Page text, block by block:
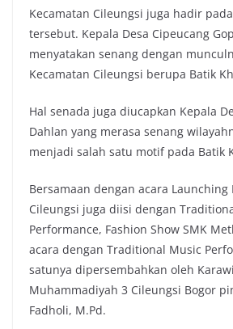
Kecamatan Cileungsi juga hadir
tersebut. Kepala Desa Cipeucang
menyatakan senang dengan
Kecamatan Cileungsi berupa Batik
Hal senada juga diucapkan Kepala
Dahlan yang merasa senang
menjadi salah satu motif pada Batik
Bersamaan dengan acara Launching
Cileungsi juga diisi dengan
Performance, Fashion Show SMK
acara dengan Traditional Music
satunya dipersembahkan oleh
Muhammadiyah 3 Cileungsi Bogor
Fadholi, M.Pd.